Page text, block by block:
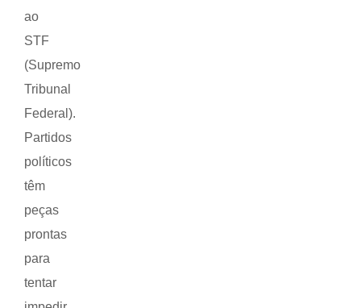
ao
STF
(Supremo
Tribunal
Federal).
Partidos
políticos
têm
peças
prontas
para
tentar